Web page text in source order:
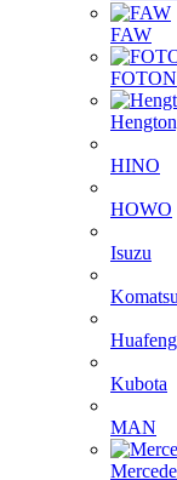
DIESEL
FAW
FOTON
Hengtong
HINO
HOWO
Isuzu
Komatsu
Kubota
MAN